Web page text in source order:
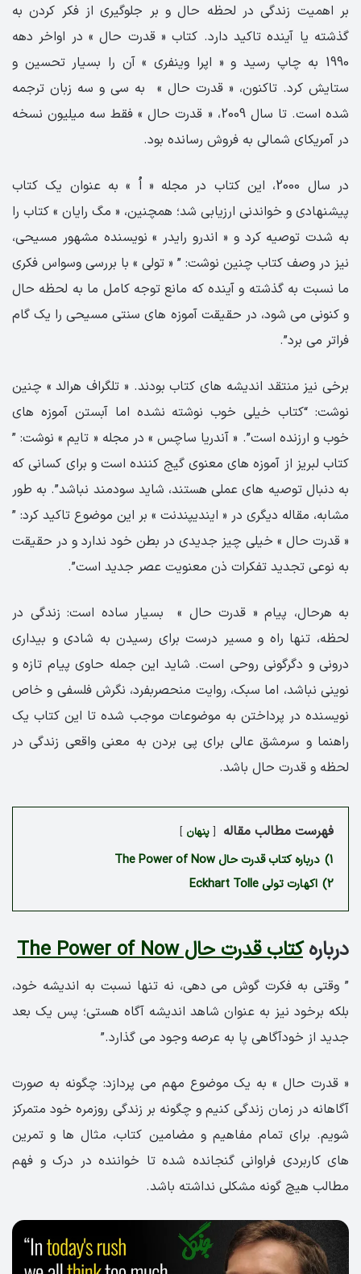
بر اهمیت زندگی در لحظه حال و بر جلوگیری از فکر کردن به
گذشته یا آینده تاکید دارد. کتاب « قدرت حال » در اواخر دهه
1990 به چاپ رسید و « اپرا وینفری » آن را بسیار تحسین و
ستایش کرد. تاکنون، « قدرت حال » به سی و سه زبان ترجمه
شده است. تا سال 2009، « قدرت حال » فقط سه میلیون نسخه
در آمریکای شمالی به فروش رسانده بود.
در سال 2000، این کتاب در مجله « اُ » به عنوان یک کتاب
پیشنهادی و خواندنی ارزیابی شد؛ همچنین، « مگ رایان » کتاب را
به شدت توصیه کرد و « اندرو رایدر » نویسنده مشهور مسیحی،
نیز در وصف کتاب چنین نوشت: ” « تولی » با بررسی وسواس فکری
ما نسبت به گذشته و آینده که مانع توجه کامل ما به لحظه حال
و کنونی می شود، در حقیقت آموزه های سنتی مسیحی را یک گام
فراتر می برد”.
برخی نیز منتقد اندیشه های کتاب بودند. « تلگراف هرالد » چنین
نوشت: “کتاب خیلی خوب نوشته نشده اما آبستن آموزه های
خوب و ارزنده است”. « آندریا ساچس » در مجله « تایم » نوشت: ”
کتاب لبریز از آموزه های معنوی گیج کننده است و برای کسانی که
به دنبال توصیه های عملی هستند، شاید سودمند نباشد”. به طور
مشابه، مقاله دیگری در « ایندیپندنت » بر این موضوع تاکید کرد: ”
« قدرت حال » خیلی چیز جدیدی در بطن خود ندارد و در حقیقت
به نوعی تجدید تفکرات ذن معنویت عصر جدید است”.
به هرحال، پیام « قدرت حال » بسیار ساده است: زندگی در
لحظه، تنها راه و مسیر درست برای رسیدن به شادی و بیداری
درونی و دگرگونی روحی است. شاید این جمله حاوی پیام تازه و
نوینی نباشد، اما سبک، روایت منحصربفرد، نگرش فلسفی و خاص
نویسنده در پرداختن به موضوعات موجب شده تا این کتاب یک
راهنما و سرمشق عالی برای پی بردن به معنی واقعی زندگی در
لحظه و قدرت حال باشد.
فهرست مطالب مقاله پنهان
1) درباره کتاب قدرت حال The Power of Now
2) اکهارت تولی Eckhart Tolle
دربارهکتاب قدرت حال The Power of Now
” وقتی به فکرت گوش می دهی، نه تنها نسبت به اندیشه خود،
بلکه برخود نیز به عنوان شاهد اندیشه آگاه هستی؛ پس یک بعد
جدید از خودآگاهی پا به عرصه وجود می گذارد.”
« قدرت حال » به یک موضوع مهم می پردازد: چگونه به صورت
آگاهانه در زمان زندگی کنیم و چگونه بر زندگی روزمره خود متمرکز
شویم. برای تمام مفاهیم و مضامین کتاب، مثال ها و تمرین
های کاربردی فراوانی گنجانده شده تا خواننده در درک و فهم
مطالب هیچ گونه مشکلی نداشته باشد.